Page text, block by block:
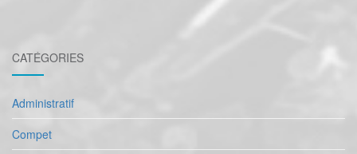
CATÉGORIES
Administratif
Compet